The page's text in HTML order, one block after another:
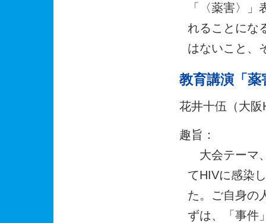
「〈薬害〉
れることにな
はないこと、
教育講演「
花井十伍（大
趣旨：
大会テーマ
てHIVに感染
た。ご自身の
ずは、「事件